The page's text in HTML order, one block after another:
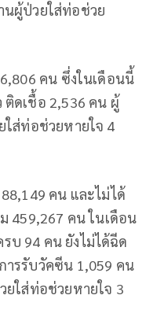
นผู้ป่วยใส่ท่อช่วย
คน ซึ่งในเดือนนี้
ดเชื้อ 2,536 คน ผู้
ใส่ท่อช่วยหายใจ 4
คน และไม่ได้
459,267 คน ในเดือน
บ 94 คน ยังไม่ได้ฉีด
รรับวัคซีน 1,059 คน
ยใส่ท่อช่วยหายใจ 3